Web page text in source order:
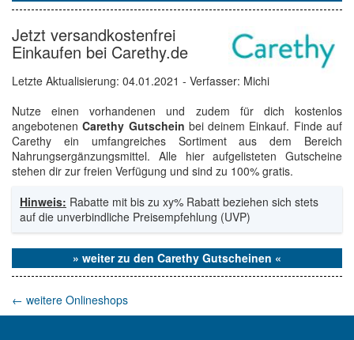
Jetzt versandkostenfrei
Einkaufen bei Carethy.de
Letzte Aktualisierung: 04.01.2021 - Verfasser: Michi
Nutze einen vorhandenen und zudem für dich kostenlos
angebotenenCarethy Gutschein bei deinem Einkauf. Finde auf
Carethy ein umfangreiches Sortiment aus dem Bereich
Nahrungsergänzungsmittel. Alle hier aufgelisteten Gutscheine
stehen dir zur freien Verfügung und sind zu 100% gratis.
Hinweis: Rabatte mit bis zu xy% Rabatt beziehen sich stets
auf die unverbindliche Preisempfehlung (UVP)
» weiter zu den Carethy Gutscheinen «
← weitere Onlineshops